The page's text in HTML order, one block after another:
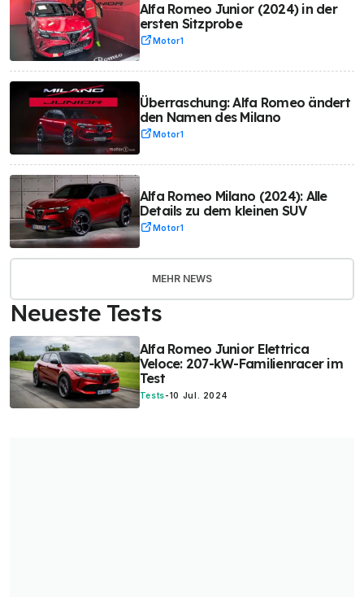
Alfa Romeo Junior (2024) in der
ersten Sitzprobe
Motor1
Überraschung: Alfa Romeo ändert
den Namen des Milano
Motor1
Alfa Romeo Milano (2024): Alle
Details zu dem kleinen SUV
Motor1
MEHR NEWS
Neueste Tests
Alfa Romeo Junior Elettrica
Veloce: 207-kW-Familienracer im
Test
Tests-10 Jul. 2024